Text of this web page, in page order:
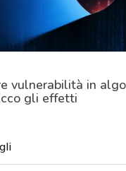
vulnerabilità in
gli effetti